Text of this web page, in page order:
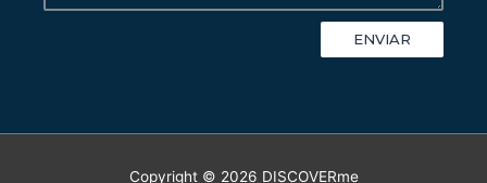
ENVIAR
Copyright © 2026 DISCOVERme